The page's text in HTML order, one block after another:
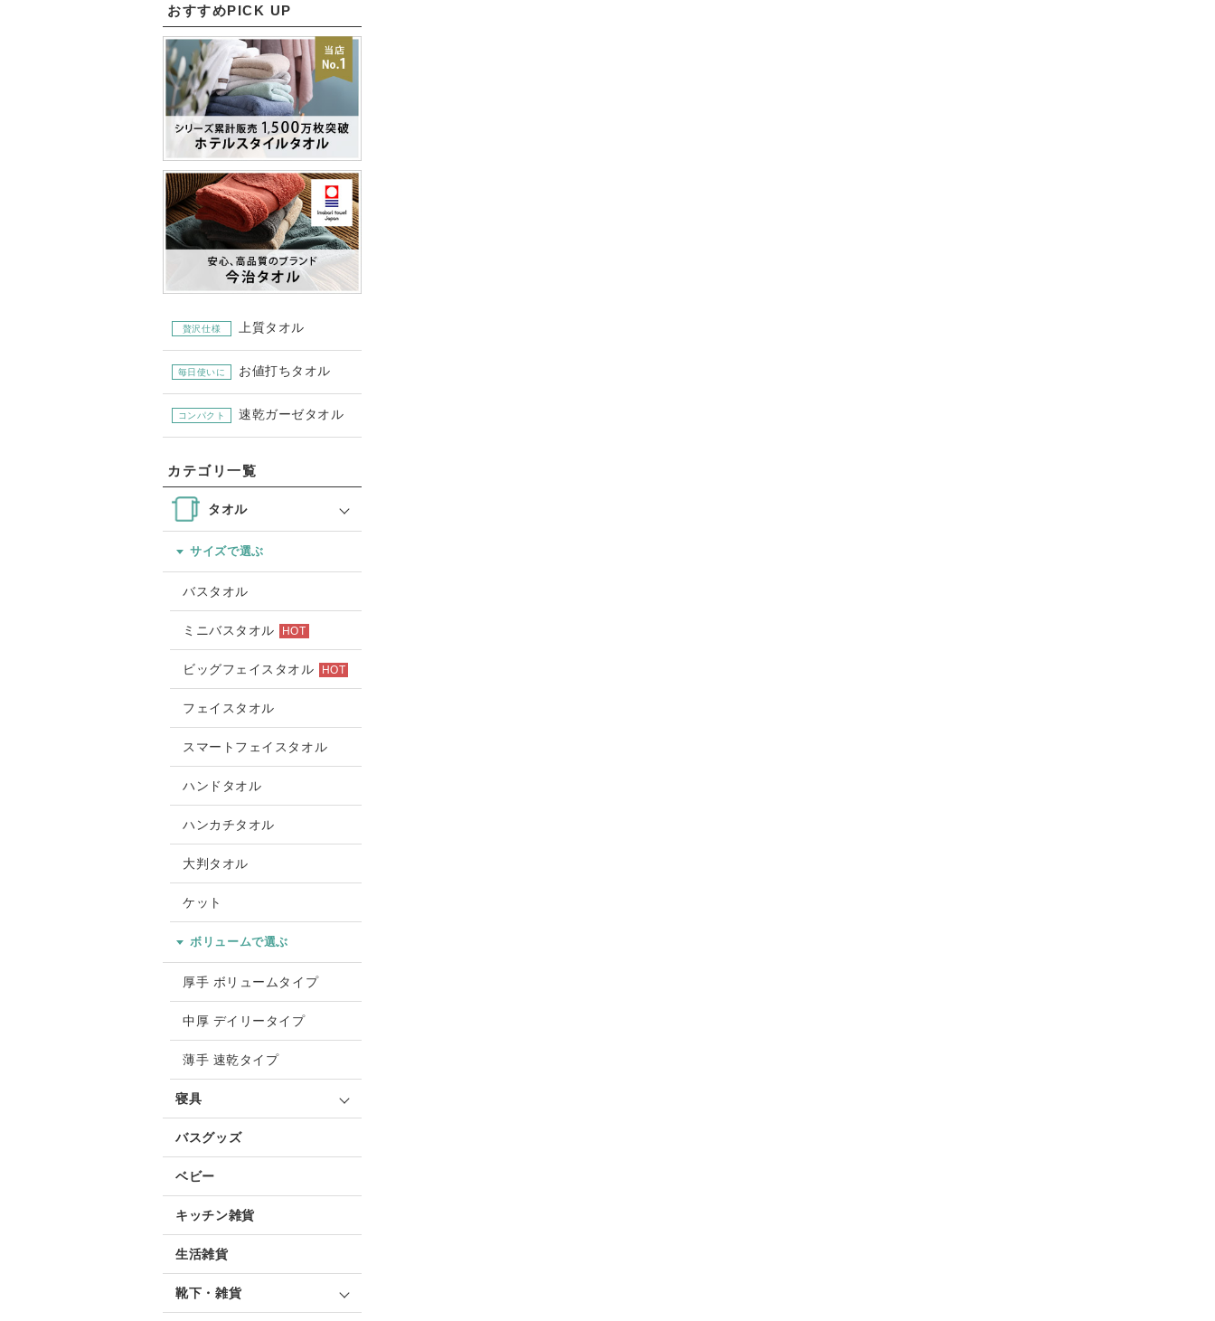
おすすめPICK UP
贅沢仕様 上質タオル
毎日使いに お値打ちタオル
コンパクト 速乾ガーゼタオル
カテゴリ一覧
タオル
サイズで選ぶ
バスタオル
ミニバスタオル HOT
ビッグフェイスタオル HOT
フェイスタオル
スマートフェイスタオル
ハンドタオル
ハンカチタオル
大判タオル
ケット
ボリュームで選ぶ
厚手 ボリュームタイプ
中厚 デイリータイプ
薄手 速乾タイプ
寝具
バスグッズ
ベビー
キッチン雑貨
生活雑貨
靴下・雑貨